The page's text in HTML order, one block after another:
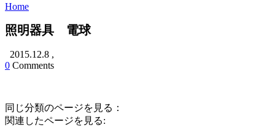
Home
照明器具 電球
2015.12.8 ,
0 Comments
同じ分類のページを見る：
関連したページを見る: